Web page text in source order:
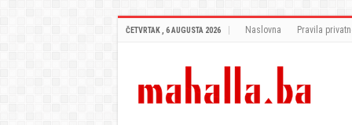
ČETVRTAK , 6 AUGUSTA 2026 Naslovna Pravila